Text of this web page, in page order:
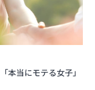
本当にモテる女子」